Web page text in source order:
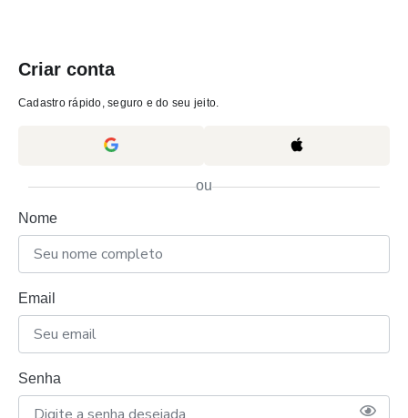
Criar conta
Cadastro rápido, seguro e do seu jeito.
ou
Nome
Email
Senha